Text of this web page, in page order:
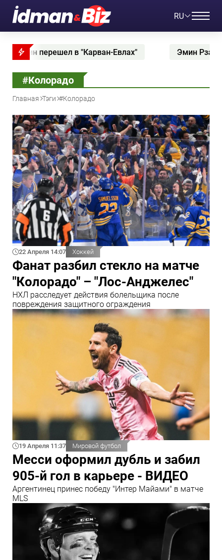
RU
в "Карван-Евлах" Эмин Рзаев второй
#Колорадо
Главная Тэги #Колорадо
22 Апреля 14:07 Хоккей
Фанат разбил стекло на матче
"Колорадо" – "Лос-Анджелес"
НХЛ расследует действия болельщика после
повреждения защитного ограждения
19 Апреля 11:37 Мировой футбол
Месси оформил дубль и забил
905-й гол в карьере - ВИДЕО
Аргентинец принес победу "Интер Майами" в матче
MLS